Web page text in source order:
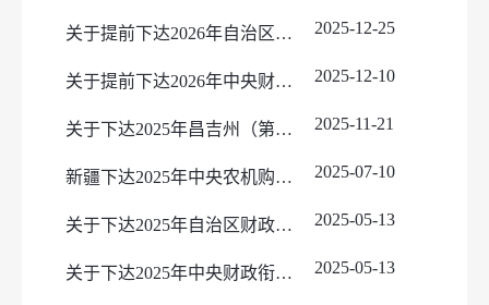
2016年决算及三公经费
2017年决算及三公经费
2018年预算及三公经费
2019年决算及三公经费
2020年预算及三公经费
政府性基金目录
行政执法
关于提前下达2026年自治区财政衔接推进乡村振兴补助资金（巩固拓展脱贫攻坚成果和乡村振兴任务）预算的通知 2025-12-25
关于提前下达2026年中央财政衔接推进乡村振兴补助资金预算的通知 2025-12-10
关于下达2025年昌吉州（第一批）塘坝水源工程奖补项目资金预算的通知 2025-11-21
新疆下达2025年中央农机购置与应用补贴15.5亿元 2025-07-10
关于下达2025年自治区财政衔接推进乡村振兴补助资金（巩固拓展脱贫攻坚成果和乡村振兴任务）预算的通知 2025-05-13
关于下达2025年中央财政衔接推进乡村振兴补助资金预算的通知 2025-05-13